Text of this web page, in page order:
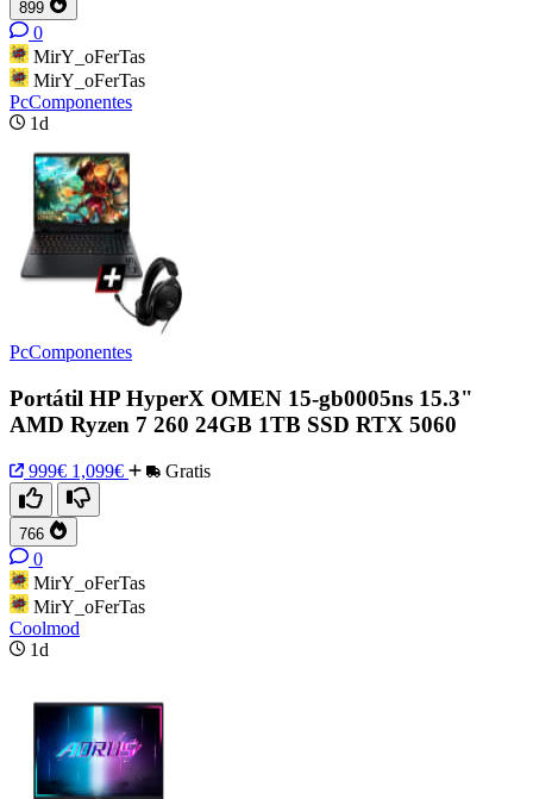
899
0
MirY_oFerTas
MirY_oFerTas
PcComponentes
1d
PcComponentes
Portátil HP HyperX OMEN 15-gb0005ns 15.3"
AMD Ryzen 7 260 24GB 1TB SSD RTX 5060
999€ 1,099€ Gratis
766
0
MirY_oFerTas
MirY_oFerTas
Coolmod
1d